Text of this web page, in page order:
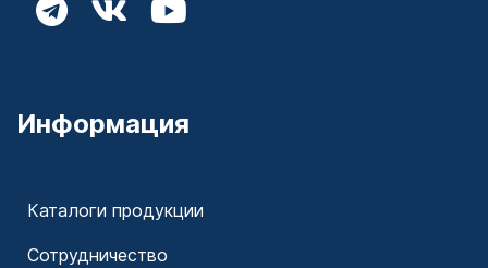
Информация
Каталоги продукции
Сотрудничество